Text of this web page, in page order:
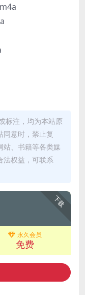
标注，均为本站原
同意时，禁止复
站、书籍等各类媒
法权益，可联系
下载
永久会员
免费